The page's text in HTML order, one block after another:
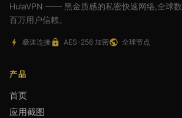
HulaVPN —— 黑金质感的私密快速网络,全球数
百万用户信赖。
极速连接 AES-256 加密 全球节点
产品
首页
应用截图